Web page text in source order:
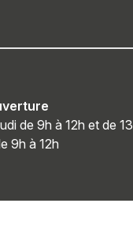
de 9h à 12h et de
9h à 12h